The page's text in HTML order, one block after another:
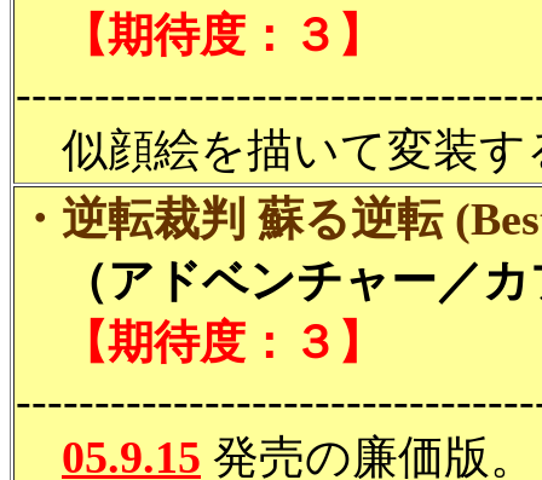
【期待度：３】
似顔絵を描いて変装す
・逆転裁判 蘇る逆転
（アドベンチャー／カ
【期待度：３】
05.9.15 発売の廉価版。